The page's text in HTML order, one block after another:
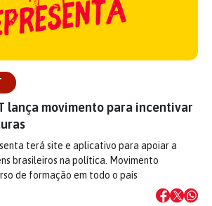
lança movimento para incentivar
terá site e aplicativo para apoiar a
brasileiros na política. Movimento
de formação em todo o país